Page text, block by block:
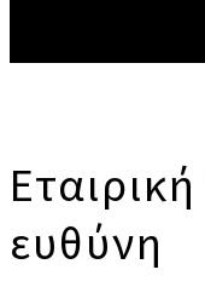
ευθύνη